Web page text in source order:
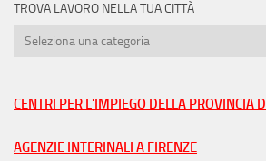
TROVA LAVORO NELLA TUA CITTÀ
Trova
tua
CENTRI PER L'IMPIEGO DELLA PROVINCIA
AGENZIE INTERINALI A FIRENZE